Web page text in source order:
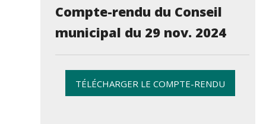
Compte-rendu du Conseil
municipal du 29 nov. 2024
TÉLÉCHARGER LE COMPTE-RENDU